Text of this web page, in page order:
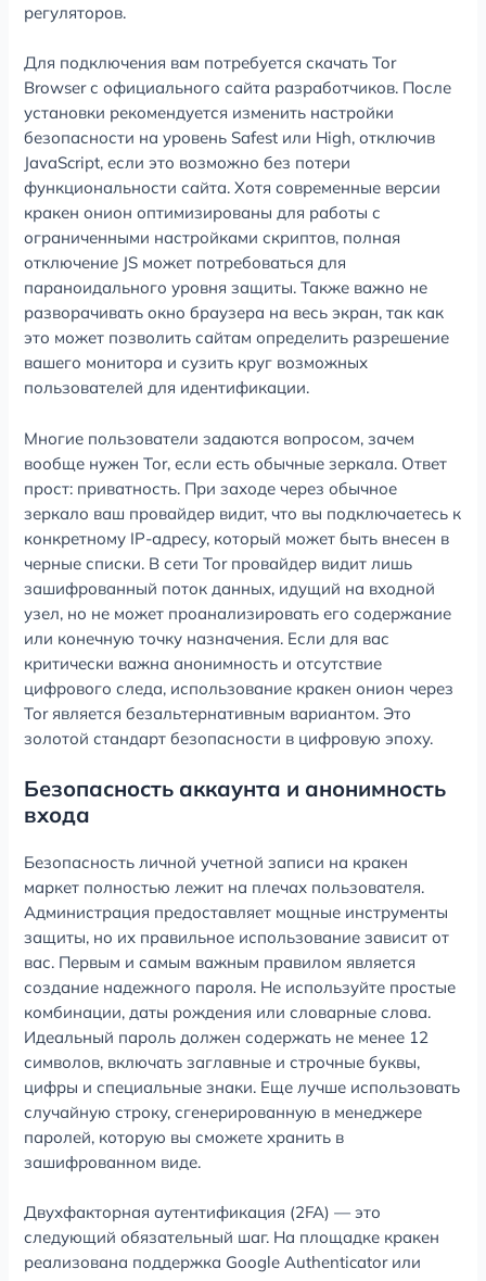
регуляторов.
Для подключения вам потребуется скачать Tor
Browser с официального сайта разработчиков. После
установки рекомендуется изменить настройки
безопасности на уровень Safest или High, отключив
JavaScript, если это возможно без потери
функциональности сайта. Хотя современные версии
кракен онион оптимизированы для работы с
ограниченными настройками скриптов, полная
отключение JS может потребоваться для
параноидального уровня защиты. Также важно не
разворачивать окно браузера на весь экран, так как
это может позволить сайтам определить разрешение
вашего монитора и сузить круг возможных
пользователей для идентификации.
Многие пользователи задаются вопросом, зачем
вообще нужен Tor, если есть обычные зеркала. Ответ
прост: приватность. При заходе через обычное
зеркало ваш провайдер видит, что вы подключаетесь к
конкретному IP-адресу, который может быть внесен в
черные списки. В сети Tor провайдер видит лишь
зашифрованный поток данных, идущий на входной
узел, но не может проанализировать его содержание
или конечную точку назначения. Если для вас
критически важна анонимность и отсутствие
цифрового следа, использование кракен онион через
Tor является безальтернативным вариантом. Это
золотой стандарт безопасности в цифровую эпоху.
Безопасность аккаунта и анонимность
входа
Безопасность личной учетной записи на кракен
маркет полностью лежит на плечах пользователя.
Администрация предоставляет мощные инструменты
защиты, но их правильное использование зависит от
вас. Первым и самым важным правилом является
создание надежного пароля. Не используйте простые
комбинации, даты рождения или словарные слова.
Идеальный пароль должен содержать не менее 12
символов, включать заглавные и строчные буквы,
цифры и специальные знаки. Еще лучше использовать
случайную строку, сгенерированную в менеджере
паролей, которую вы сможете хранить в
зашифрованном виде.
Двухфакторная аутентификация (2FA) — это
следующий обязательный шаг. На площадке кракен
реализована поддержка Google Authenticator или